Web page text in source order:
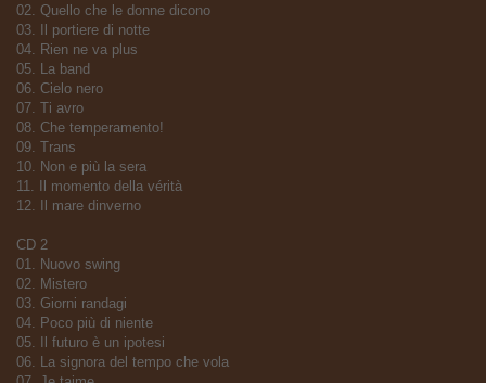
02. Quello che le donne dicono
03. Il portiere di notte
04. Rien ne va plus
05. La band
06. Cielo nero
07. Ti avro
08. Che temperamento!
09. Trans
10. Non e più la sera
11. Il momento della vérità
12. Il mare dinverno
CD 2
01. Nuovo swing
02. Mistero
03. Giorni randagi
04. Poco più di niente
05. Il futuro è un ipotesi
06. La signora del tempo che vola